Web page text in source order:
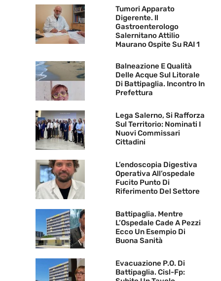
Tumori Apparato
Digerente. Il
Gastroenterologo
Salernitano Attilio
Maurano Ospite Su RAI 1
Balneazione E Qualità
Delle Acque Sul Litorale
Di Battipaglia. Incontro In
Prefettura
Lega Salerno, Si Rafforza
Sul Territorio: Nominati I
Nuovi Commissari
Cittadini
L’endoscopia Digestiva
Operativa All’ospedale
Fucito Punto Di
Riferimento Del Settore
Battipaglia. Mentre
L’Ospedale Cade A Pezzi
Ecco Un Esempio Di
Buona Sanità
Evacuazione P.O. Di
Battipaglia. Cisl-Fp: